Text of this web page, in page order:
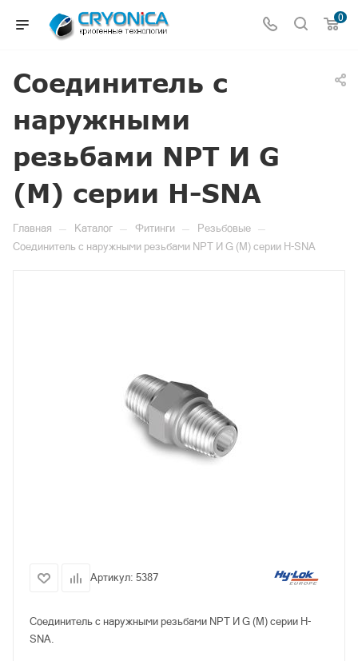
0
Соединитель с
наружными
резьбами NPT И G
(M) серии H-SNA
Главная — Каталог — Фитинги — Резьбовые —
Соединитель с наружными резьбами NPT И G (M) серии H-SNA
Артикул: 5387
Соединитель с наружными резьбами NPT И G (M) серии H-
SNA.